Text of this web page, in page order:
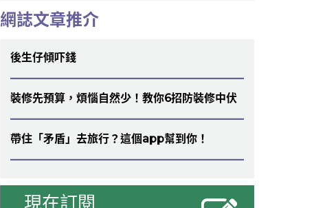
網誌文章推介
後生仔傾吓錢
裝修先預算，煩惱自然少！教你6招防裝修中伏
帶住「矛盾」去旅行？這個app幫到你！
現在訂閱